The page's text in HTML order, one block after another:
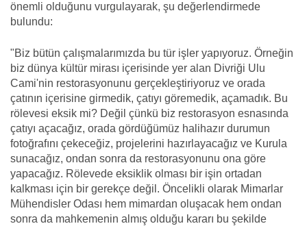
önemli olduğunu vurgulayarak, şu değerlendirmede
bulundu:
"Biz bütün çalışmalarımızda bu tür işler yapıyoruz. Örneğin
biz dünya kültür mirası içerisinde yer alan Divriği Ulu
Cami'nin restorasyonunu gerçekleştiriyoruz ve orada
çatının içerisine girmedik, çatıyı göremedik, açamadık. Bu
rölevesi eksik mi? Değil çünkü biz restorasyon esnasında
çatıyı açacağız, orada gördüğümüz halihazır durumun
fotoğrafını çekeceğiz, projelerini hazırlayacağız ve Kurula
sunacağız, ondan sonra da restorasyonunu ona göre
yapacağız. Rölevede eksiklik olması bir işin ortadan
kalkması için bir gerekçe değil. Öncelikli olarak Mimarlar
Mühendisler Odası hem mimardan oluşacak hem ondan
sonra da mahkemenin almış olduğu kararı bu şekilde